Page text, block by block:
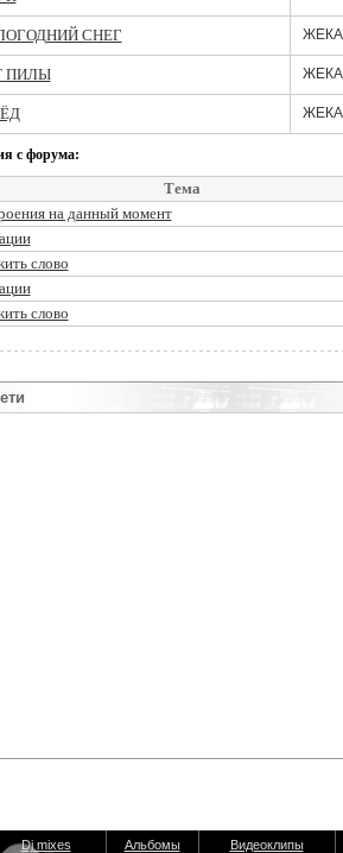
СНЕГ ЖЕКА
ПИЛЫ ЖЕКА
ЖЕКА
с форума:
Тема
на данный момент
слово
слово
Dj mixes Альбомы
Видеоклипы